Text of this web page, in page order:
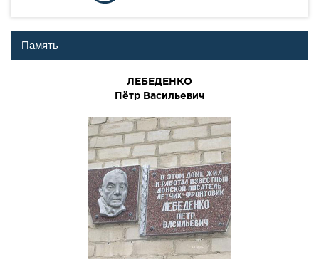
Память
ЛЕБЕДЕHКО
Пётp Васильевич